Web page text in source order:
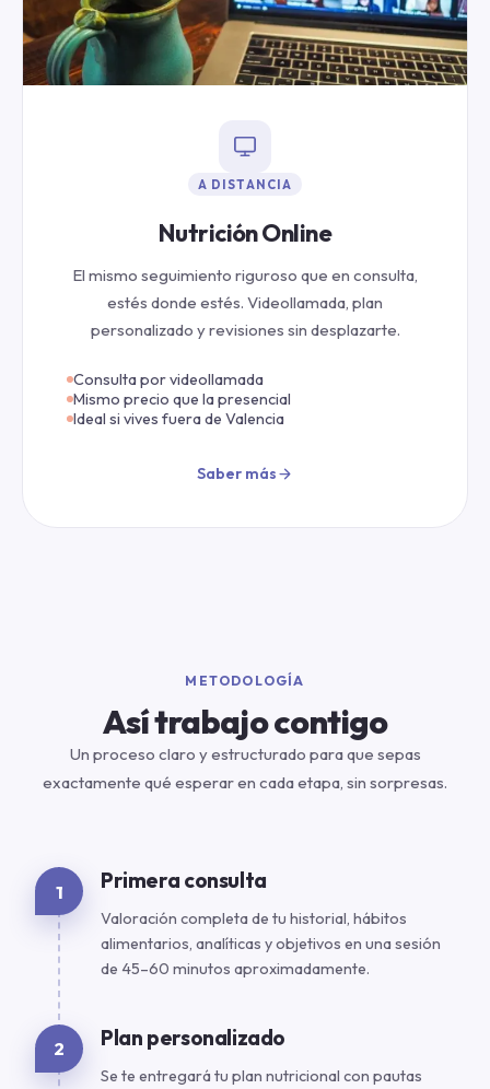
A DISTANCIA
Nutrición Online
El mismo seguimiento riguroso que en consulta,
estés donde estés. Videollamada, plan
personalizado y revisiones sin desplazarte.
Consulta por videollamada
Mismo precio que la presencial
Ideal si vives fuera de Valencia
Saber más
METODOLOGÍA
Así trabajo contigo
Un proceso claro y estructurado para que sepas
exactamente qué esperar en cada etapa, sin sorpresas.
1 Primera consulta
Valoración completa de tu historial, hábitos
alimentarios, analíticas y objetivos en una sesión
de 45–60 minutos aproximadamente.
2 Plan personalizado
Se te entregará tu plan nutricional con pautas